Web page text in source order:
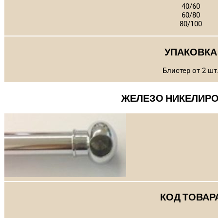
40/60
60/80
80/100
УПАКОВКА
Блистер от 2
ЖЕЛЕЗО
КОД